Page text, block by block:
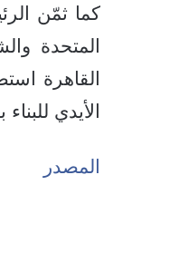
كما ثمّن
المتحدة
القاهرة
الأيدي
المصدر